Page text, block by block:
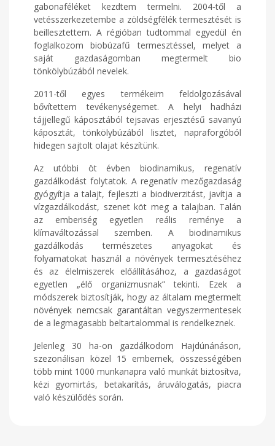
gabonaféléket kezdtem termelni. 2004-től a
vetésszerkezetembe a zöldségfélék termesztését is
beillesztettem. A régióban tudtommal egyedül én
foglalkozom biobúzafű termesztéssel, melyet a
saját gazdaságomban megtermelt bio
tönkölybúzából nevelek.
2011-től egyes termékeim feldolgozásával
bővítettem tevékenységemet. A helyi hadházi
tájjellegű káposztából tejsavas erjesztésű savanyú
káposztát, tönkölybúzából lisztet, napraforgóból
hidegen sajtolt olajat készítünk.
Az utóbbi öt évben biodinamikus, regenatív
gazdálkodást folytatok. A regenatív mezőgazdaság
gyógyítja a talajt, fejleszti a biodiverzitást, javítja a
vízgazdálkodást, szenet köt meg a talajban. Talán
az emberiség egyetlen reális reménye a
klímaváltozással szemben. A biodinamikus
gazdálkodás természetes anyagokat és
folyamatokat használ a növények termesztéséhez
és az élelmiszerek előállításához, a gazdaságot
egyetlen „élő organizmusnak” tekinti. Ezek a
módszerek biztosítják, hogy az általam megtermelt
növények nemcsak garantáltan vegyszermentesek
de a legmagasabb beltartalommal is rendelkeznek.
Jelenleg 30 ha-on gazdálkodom Hajdúnánáson,
szezonálisan közel 15 embernek, összességében
több mint 1000 munkanapra való munkát biztosítva,
kézi gyomirtás, betakarítás, áruválogatás, piacra
való készülődés során.